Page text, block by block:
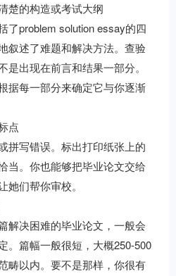
楚的构造或考试大纲
了problem solution essay的四
叙述了难题和解决方法。查验
出现在前言和结果一部分。
据每一部分来确定它与你逐渐
点
拼写错误。标出打印纸张上的
当。你也能够把毕业论文交给
她们帮你审校。
解决困难的毕业论文，一般会
。篇幅一般很短，大概250-500
畴以内。要不是那样，你很有